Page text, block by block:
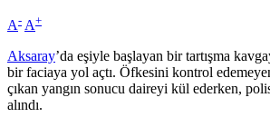
A- A+
Aksaray’da eşiyle başlayan bir tartışma
bir faciaya yol açtı. Öfkesini kontrol
çıkan yangın sonucu daireyi kül ederken,
alındı.